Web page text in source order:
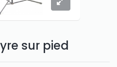
sur pied